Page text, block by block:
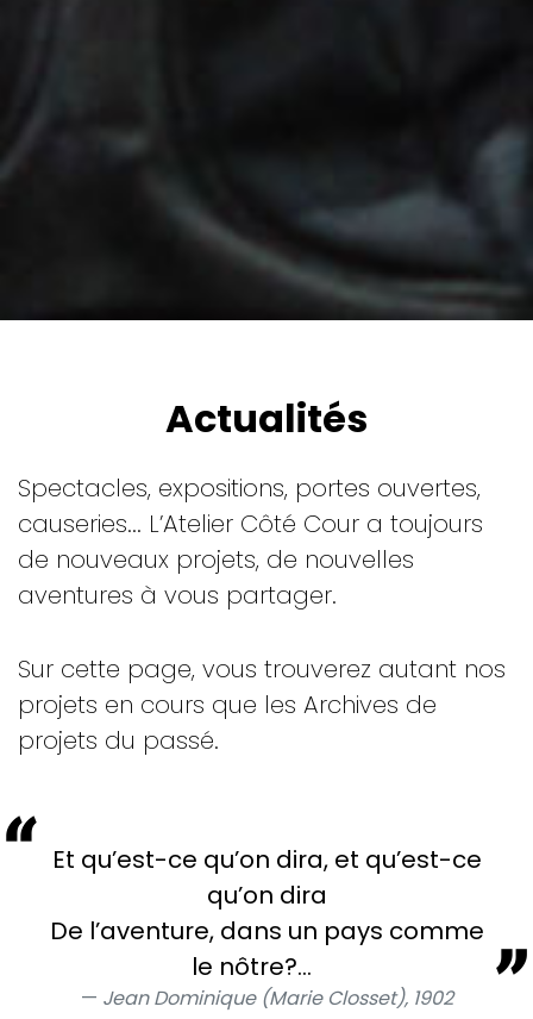
Actualités
Spectacles, expositions, portes ouvertes,
causeries... L’Atelier Côté Cour a toujours
de nouveaux projets, de nouvelles
aventures à vous partager.
Sur cette page, vous trouverez autant nos
projets en cours que les Archives de
projets du passé.
Et qu’est-ce qu’on dira, et qu’est-ce
qu’on dira
De l’aventure, dans un pays comme
le nôtre?...
Jean Dominique (Marie Closset), 1902